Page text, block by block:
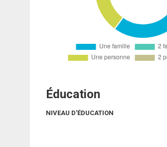
Éducation
NIVEAU D'ÉDUCATION